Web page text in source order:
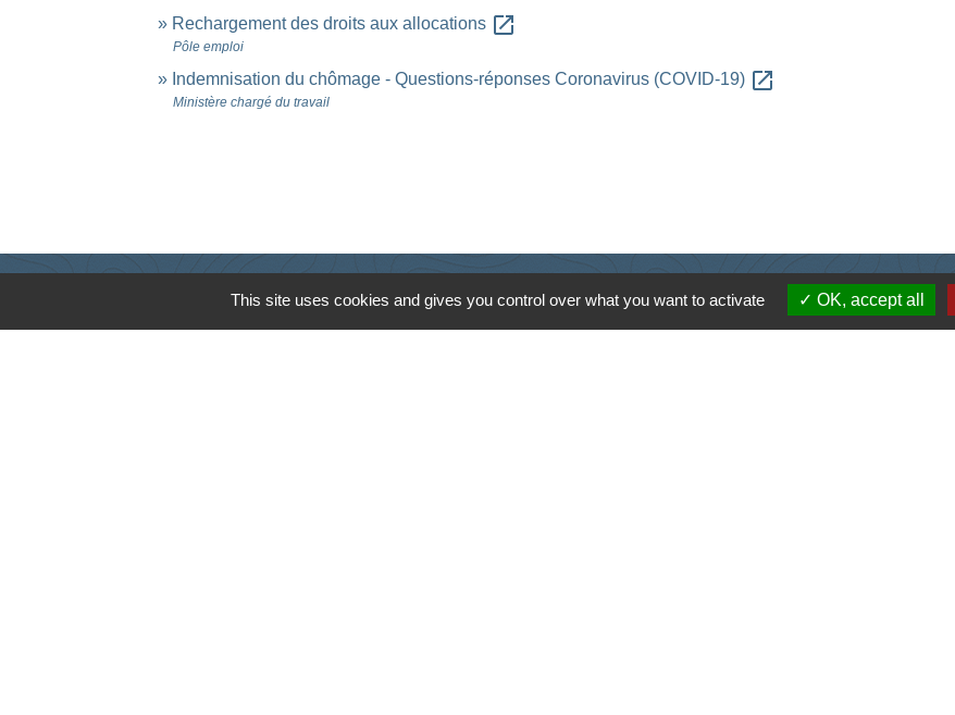
Rechargement des droits aux allocations open_in_new
Pôle emploi
Indemnisation du chômage - Questions-réponses Coronavirus (COVID-19) open_in_new
Ministère chargé du travail
Contacts
Commune de Saint-Ouen-d'Aunis
This site uses cookies and gives you control over what you want to activate OK, accept all